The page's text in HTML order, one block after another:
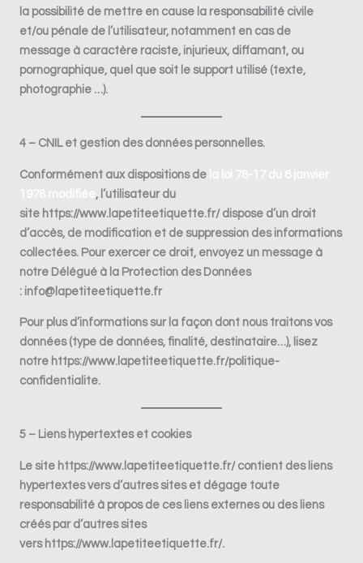
la possibilité de mettre en cause la responsabilité civile
et/ou pénale de l’utilisateur, notamment en cas de
message à caractère raciste, injurieux, diffamant, ou
pornographique, quel que soit le support utilisé (texte,
photographie …).
4 – CNIL et gestion des données personnelles.
Conformément aux dispositions de
, l’utilisateur du
site https://www.lapetiteetiquette.fr/dispose d’un droit
d’accès, de modification et de suppression des informations
collectées. Pour exercer ce droit, envoyez un message à
notre Délégué à la Protection des Données
: info@lapetiteetiquette.fr
Pour plus d’informations sur la façon dont nous traitons vos
données (type de données, finalité, destinataire…), lisez
notre https://www.lapetiteetiquette.fr/politique-
confidentialite.
5 – Liens hypertextes et cookies
Le site https://www.lapetiteetiquette.fr/contient des liens
hypertextes vers d’autres sites et dégage toute
responsabilité à propos de ces liens externes ou des liens
créés par d’autres sites
vers https://www.lapetiteetiquette.fr/.